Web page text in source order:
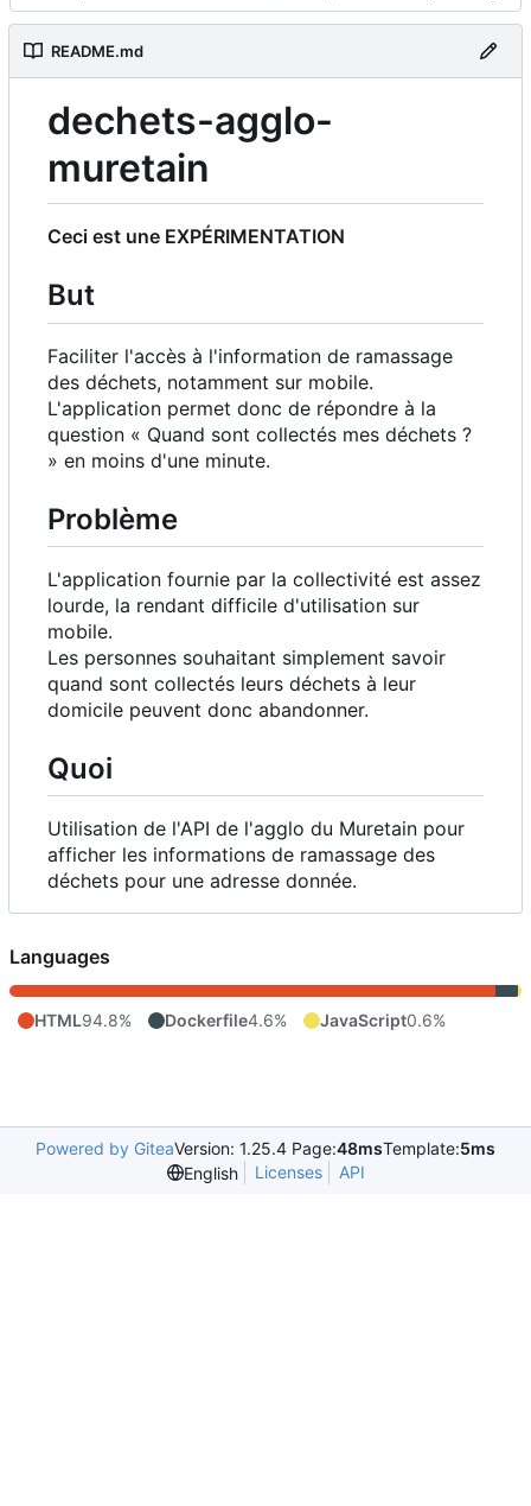
README.md
dechets-agglo-
muretain
Ceci est une EXPÉRIMENTATION
But
Faciliter l'accès à l'information de ramassage
des déchets, notamment sur mobile.
L'application permet donc de répondre à la
question « Quand sont collectés mes déchets ?
» en moins d'une minute.
Problème
L'application fournie par la collectivité est assez
lourde, la rendant difficile d'utilisation sur
mobile.
Les personnes souhaitant simplement savoir
quand sont collectés leurs déchets à leur
domicile peuvent donc abandonner.
Quoi
Utilisation de l'API de l'agglo du Muretain pour
afficher les informations de ramassage des
déchets pour une adresse donnée.
Languages
HTML94.8% Dockerfile4.6% JavaScript0.6%
Powered by GiteaVersion: 1.25.4 Page:48msTemplate:5ms
English
Licenses API